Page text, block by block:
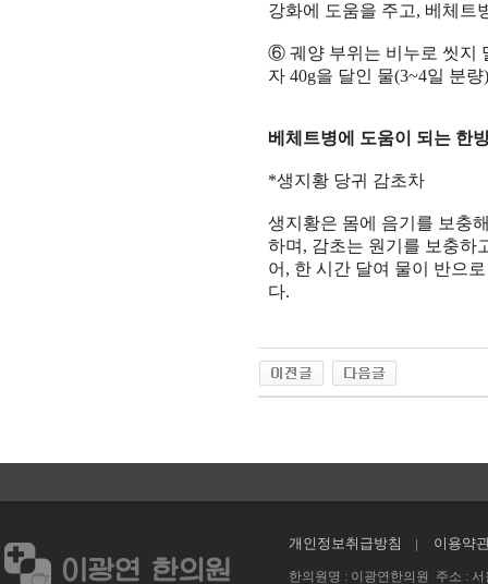
강화에 도움을 주고, 베체트
⑥궤양 부위는 비누로 씻지
자40g을 달인 물(3~4일 분량
베체트병에 도움이 되는 한
*생지황 당귀 감초차
생지황은 몸에 음기를 보충
하며 , 감초는 원기를 보충하
어 , 한 시간 달여 물이 반으
다.
개인정보취급방침 이용약
한의원명 : 이광연한의원 주소 : 서